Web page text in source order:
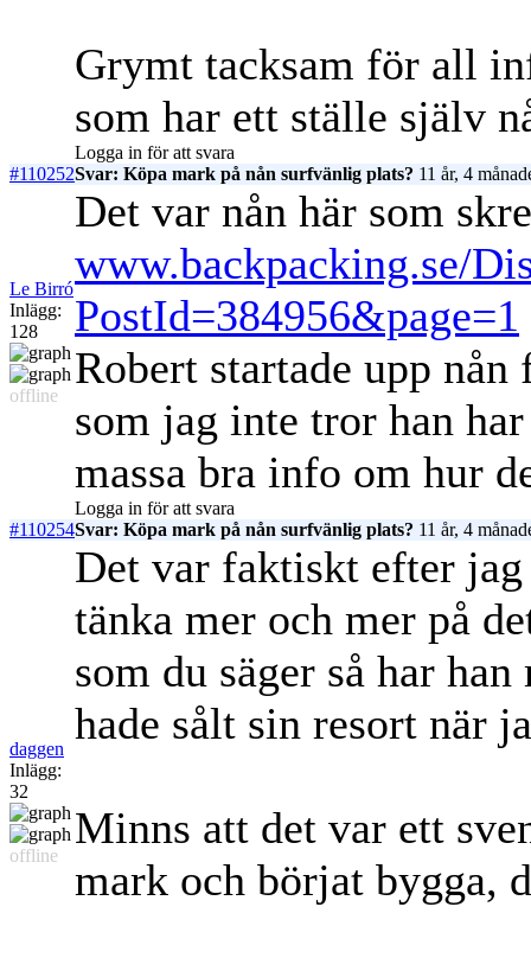
Grymt tacksam för all
som har ett ställe själv
Logga in för att svara
#110252Svar: Köpa mark på nån surfvänlig plats? 11 år, 4
Le Birró
Inlägg:
128
offline
Det var nån här som
www.backpacking.se/
PostId=384956&page=1
Robert startade upp
som jag inte tror han
massa bra info om hur
Logga in för att svara
#110254Svar: Köpa mark på nån surfvänlig plats? 11 år, 4
daggen
Inlägg:
32
offline
Det var faktiskt efter
tänka mer och mer på
som du säger så har
hade sålt sin resort när
Minns att det var ett
mark och börjat bygga,